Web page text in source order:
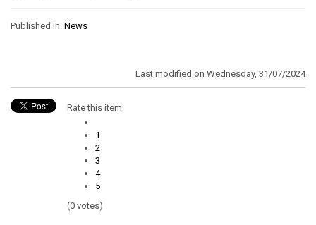
Published in: News
Last modified on Wednesday, 31/07/2024
Rate this item
1
2
3
4
5
(0 votes)